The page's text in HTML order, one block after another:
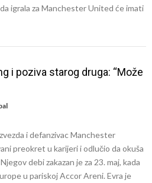
igrala za Manchester United će imati
i poziva starog druga: “Može
i defanzivac Manchester
preokret u karijeri i odlučio da okuša
debi zakazan je za 23. maj, kada
u pariskoj Accor Areni. Evra je